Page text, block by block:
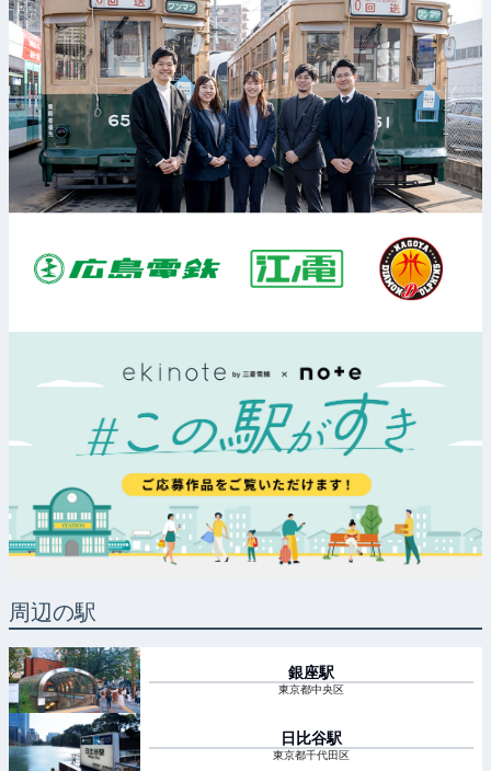
周辺の駅
銀座駅
東京都中央区
日比谷駅
東京都千代田区